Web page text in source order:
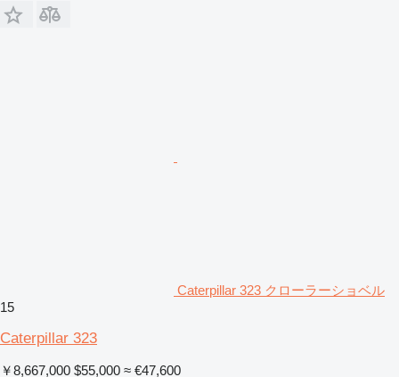
Caterpillar 323 クローラーショベル
15
Caterpillar 323
￥8,667,000 $55,000 ≈ €47,600